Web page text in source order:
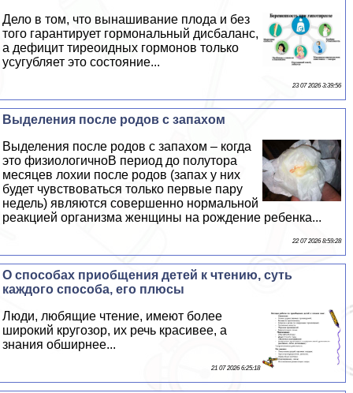
Дело в том, что вынашивание плода и без
того гарантирует гормональный дисбаланс,
а дефицит тиреоидных гормонов только
усугубляет это состояние...
23 07 2026 3:39:56
Выделения после родов с запахом
Выделения после родов с запахом – когда
это физиологичноВ период до полутора
месяцев лохии после родов (запах у них
будет чувствоваться только первые пару
недель) являются совершенно нормальной
реакцией организма женщины на рождение ребенка...
22 07 2026 8:59:28
О способах приобщения детей к чтению, суть
каждого способа, его плюсы
Люди, любящие чтение, имеют более
широкий кругозор, их речь красивее, а
знания обширнее...
21 07 2026 6:25:18